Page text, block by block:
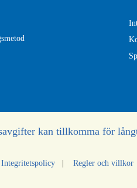
kan tillkomma för
Integritetspolicy| Regler och villkor